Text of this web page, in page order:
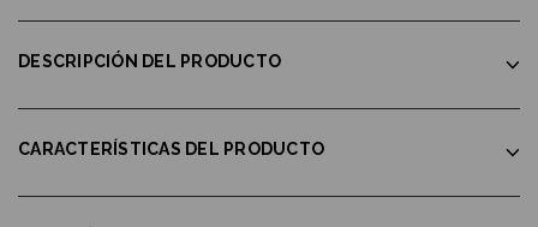
DESCRIPCIÓN DEL PRODUCTO
CARACTERÍSTICAS DEL PRODUCTO